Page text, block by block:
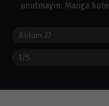
unutmayın. Manga